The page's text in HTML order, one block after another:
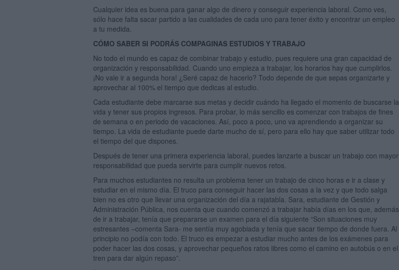
Cualquier idea es buena para ganar algo de dinero y conseguir experiencia laboral. Como ves,
sólo hace falta sacar partido a las cualidades de cada uno para tener éxito y encontrar un empleo
a tu medida.
CÓMO SABER SI PODRÁS COMPAGINAS ESTUDIOS Y TRABAJO
No todo el mundo es capaz de combinar trabajo y estudio, pues requiere una gran capacidad de
organización y responsabilidad. Cuando uno empieza a trabajar, los horarios hay que cumplirlos.
¡No vale ir a segunda hora! ¿Seré capaz de hacerlo? Todo depende de que sepas organizarte y
aprovechar al 100% el tiempo que dedicas al estudio.
Cada estudiante debe marcarse sus metas y decidir cuándo ha llegado el momento de buscarse la
vida y tener sus propios ingresos. Para probar, lo más sencillo es comenzar con trabajos de fines
de semana o en periodo de vacaciones. Así, poco a poco, uno va aprendiendo a organizar su
tiempo. La vida de estudiante puede darte mucho de sí, pero para ello hay que saber utilizar todo
el tiempo del que dispones.
Después de tener una primera experiencia laboral, puedes lanzarte a buscar un trabajo con mayor
responsabilidad que pueda servirte para cumplir nuevos retos.
Para muchos estudiantes no resulta un problema tener un trabajo de cinco horas e ir a clase y
estudiar en el mismo día. El truco para conseguir hacer las dos cosas a la vez y que todo salga
bien no es otro que llevar una organización del día a rajatabla. Sara, estudiante de Gestión y
Administración Pública, nos cuenta que cuando comenzó a trabajar había días en los que, además
de ir a trabajar, tenía que prepararse un examen para el día siguiente “Son situaciones muy
estresantes –comenta Sara- me sentía muy agobiada y tenía que sacar tiempo de donde fuera. Al
principio no podía con todo. El truco es empezar a estudiar mucho antes de los exámenes para
poder hacer las dos cosas, y aprovechar pequeños ratos libres como el camino en autobús o en el
tren para dar algún repaso”.